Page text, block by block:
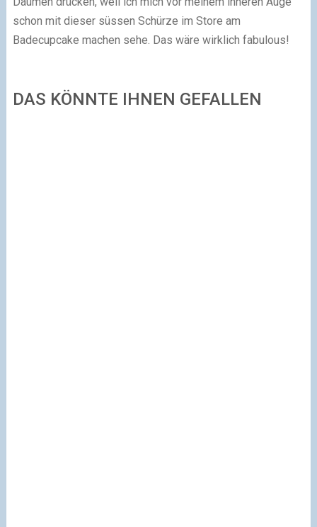
schon mit dieser süssen Schürze im Store am
Badecupcake machen sehe. Das wäre wirklich fabulous!
DAS KÖNNTE IHNEN GEFALLEN